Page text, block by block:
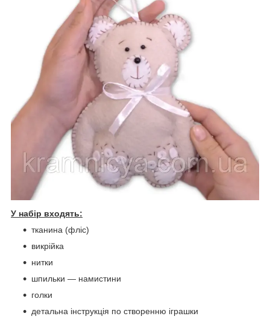
У набір входять:
тканина (фліс)
викрійка
нитки
шпильки ― намистини
голки
детальна інструкція по створенню іграшки